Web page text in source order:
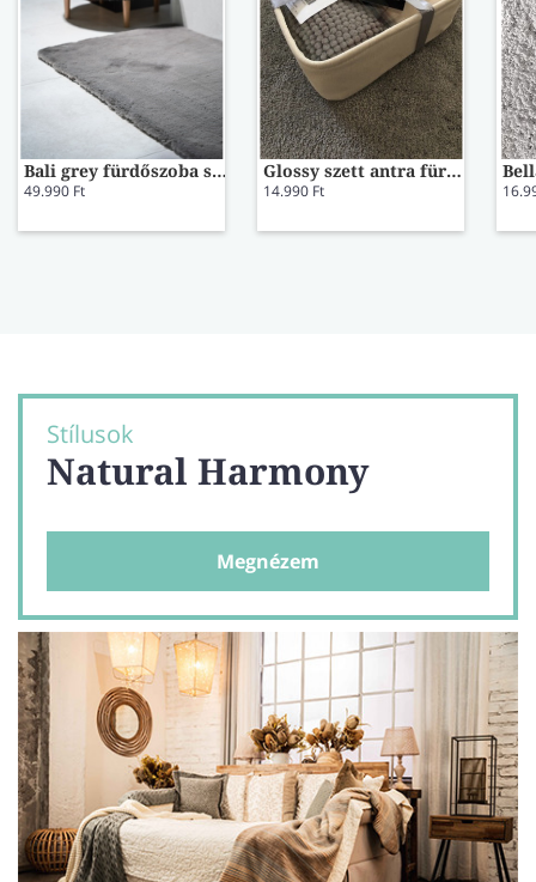
Bali grey fürdőszoba szőnyeg 67x110
49.990 Ft
Glossy szett antra fürdőszoba szőnyeg
14.990 Ft
Stílusok
Natural Harmony
Megnézem